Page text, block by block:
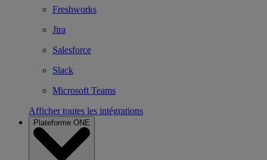
Freshworks
Jira
Salesforce
Slack
Microsoft Teams
Afficher toutes les intégrations
Plateforme ONE